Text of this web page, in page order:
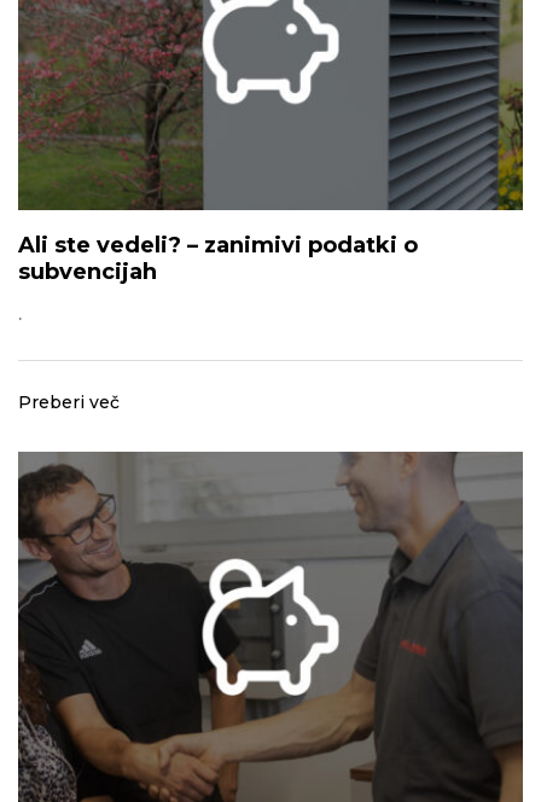
Ali ste vedeli? – zanimivi podatki o
subvencijah
.
Preberi več